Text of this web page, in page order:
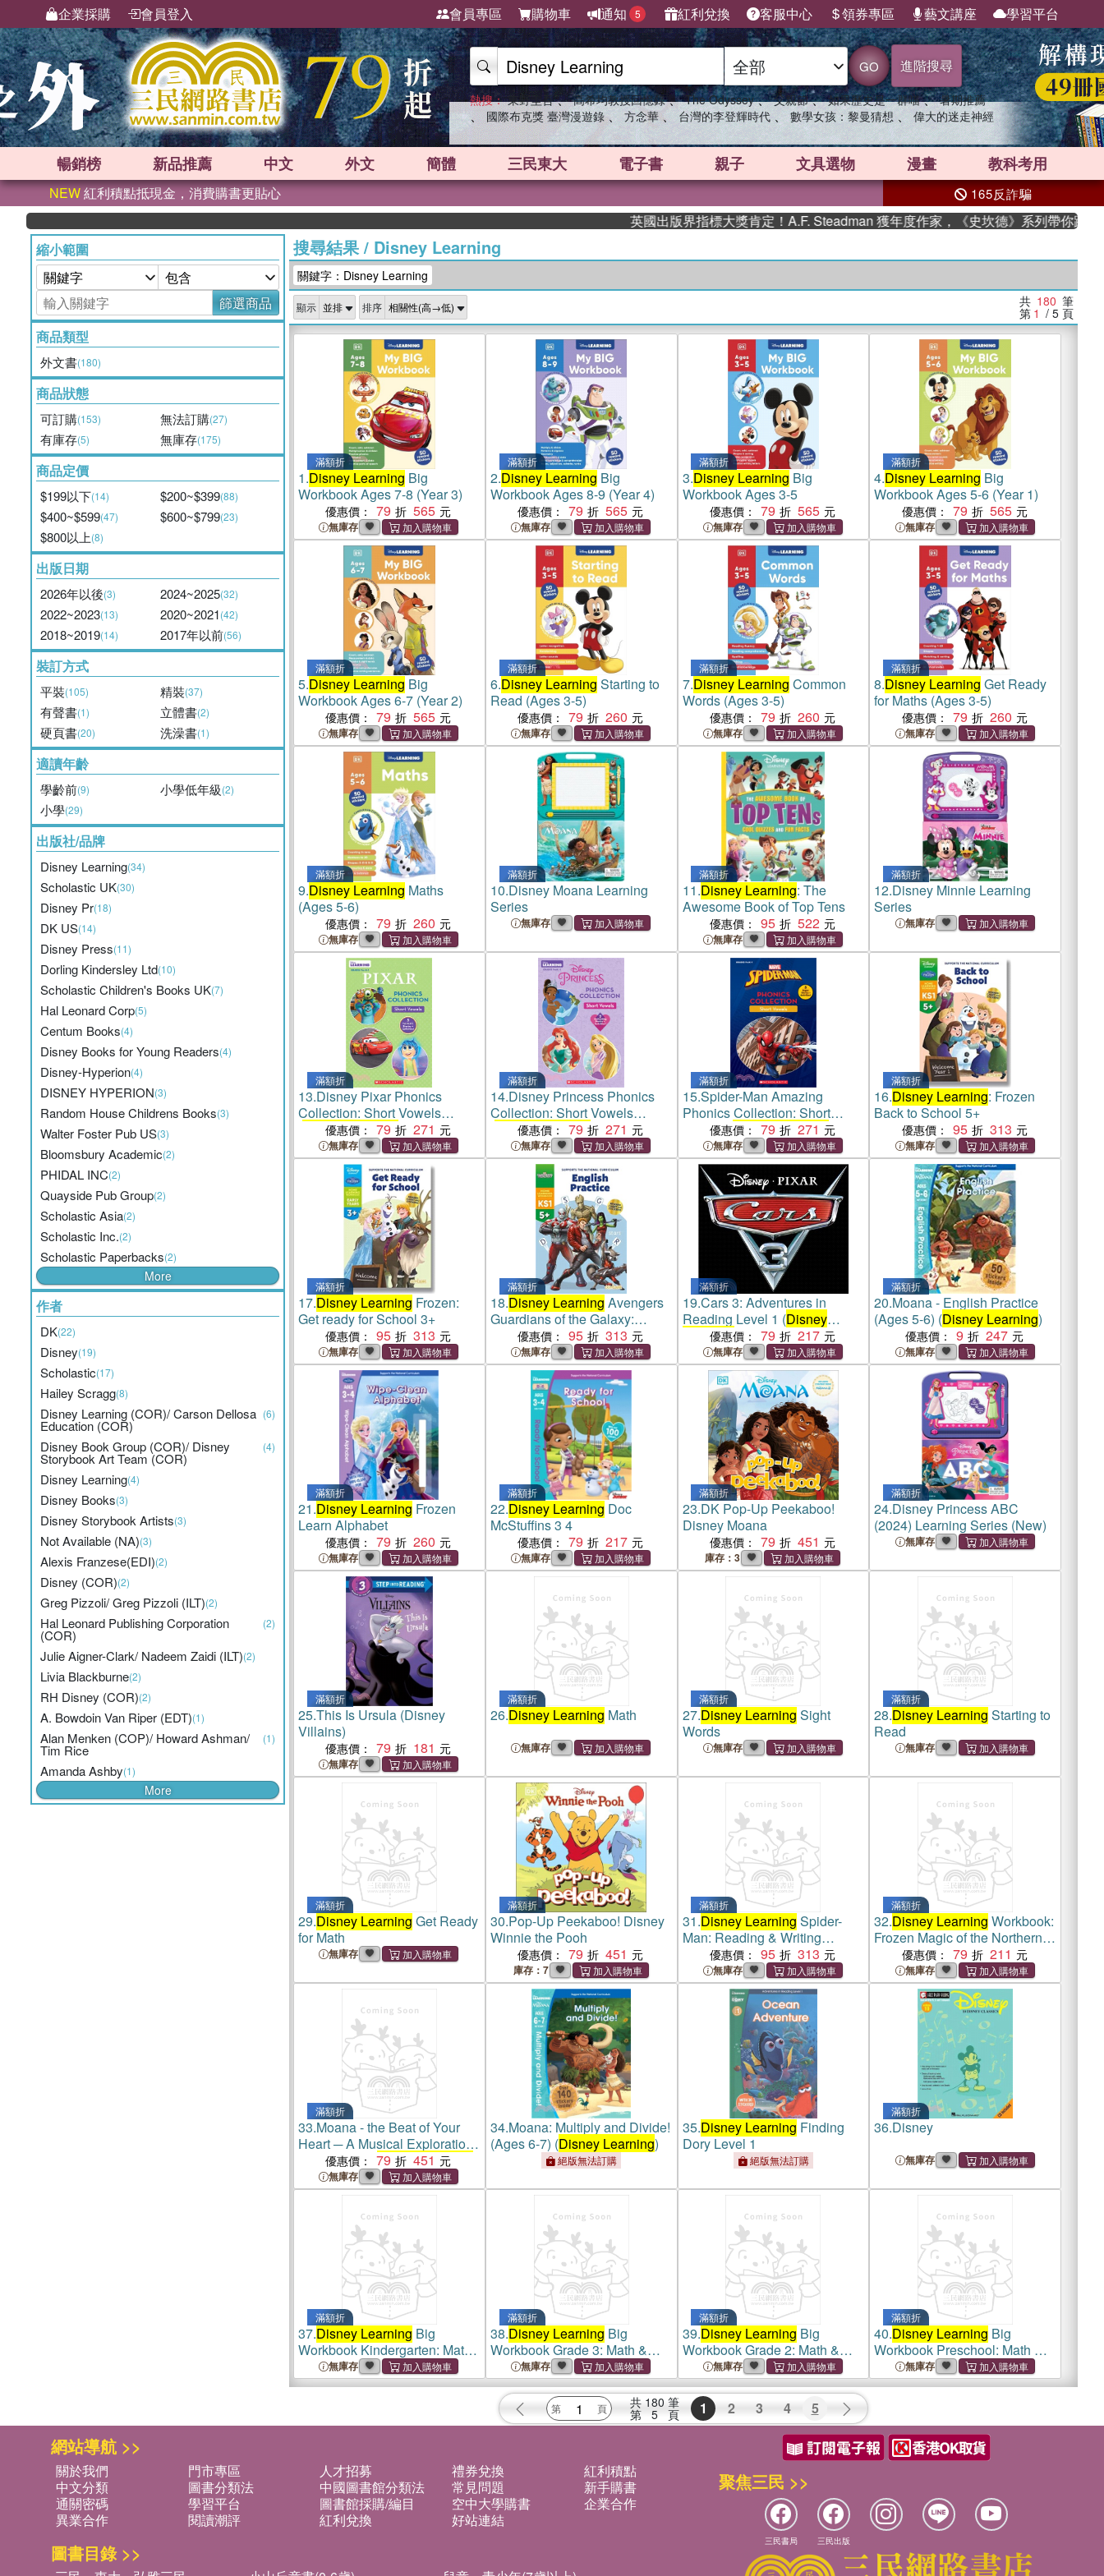
企業採購 會員登入 會員專區 購物車 通知 5 紅利兌換 客服中心 領券專區 藝文講座 學習平台
GO 進階搜尋
熱搜： 東野圭吾 、 高希均教授回憶錄 、 The Odyssey 、 父親節 、 如果歷史是一群喵 、 暑期推薦
、 國際布克獎 臺灣漫遊錄 、 方念華 、 台灣的李登輝時代 、 數學女孩：黎曼猜想 、 偉大的迷走神經
暢銷榜 新品推薦 中文 外文 簡體 三民東大 電子書 親子 文具選物 漫畫 教科考用
NEW紅利積點抵現金，消費購書更貼心 165反詐騙
英國出版界指標大獎肯定！A.F. Steadman 獲年度作家，《史坎德》系列帶你踏上熱血奇幻
縮小範圍
篩選商品
商品類型
外文書(180)
商品狀態
可訂購(153) 無法訂購(27)
有庫存(5) 無庫存(175)
商品定價
$199以下(14) $200~$399(88)
$400~$599(47) $600~$799(23)
$800以上(8)
出版日期
2026年以後(3) 2024~2025(32)
2022~2023(13) 2020~2021(42)
2018~2019(14) 2017年以前(56)
裝訂方式
平裝(105) 精裝(37)
有聲書(1) 立體書(2)
硬頁書(20) 洗澡書(1)
適讀年齡
學齡前(9) 小學低年級(2)
小學(29)
出版社/品牌
Disney Learning(34)
Scholastic UK(30)
Disney Pr(18)
DK US(14)
Disney Press(11)
Dorling Kindersley Ltd(10)
Scholastic Children's Books UK(7)
Hal Leonard Corp(5)
Centum Books(4)
Disney Books for Young Readers(4)
Disney-Hyperion(4)
DISNEY HYPERION(3)
Random House Childrens Books(3)
Walter Foster Pub US(3)
Bloomsbury Academic(2)
PHIDAL INC(2)
Quayside Pub Group(2)
Scholastic Asia(2)
Scholastic Inc.(2)
Scholastic Paperbacks(2)
More
作者
DK(22)
Disney(19)
Scholastic(17)
Hailey Scragg(8)
Disney Learning (COR)/ Carson Dellosa
Education (COR)
(6)
Disney Book Group (COR)/ Disney
Storybook Art Team (COR)
(4)
Disney Learning(4)
Disney Books(3)
Disney Storybook Artists(3)
Not Available (NA)(3)
Alexis Franzese(EDI)(2)
Disney (COR)(2)
Greg Pizzoli/ Greg Pizzoli (ILT)(2)
Hal Leonard Publishing Corporation
(COR)
(2)
Julie Aigner-Clark/ Nadeem Zaidi (ILT)(2)
Livia Blackburne(2)
RH Disney (COR)(2)
A. Bowdoin Van Riper (EDT)(1)
Alan Menken (COP)/ Howard Ashman/
Tim Rice
(1)
Amanda Ashby(1)
More
搜尋結果/ Disney Learning
關鍵字：Disney Learning
顯示 排序 共 180 筆
第 1 / 5 頁
滿額折
1.Disney Learning Big
Workbook Ages 7-8 (Year 3)
優惠價： 79 565
無庫存
滿額折
2.Disney Learning Big
Workbook Ages 8-9 (Year 4)
優惠價： 79 565
無庫存
滿額折
3.Disney Learning Big
Workbook Ages 3-5
優惠價： 79 565
無庫存
滿額折
4.Disney Learning Big
Workbook Ages 5-6 (Year 1)
優惠價： 79 565
無庫存
滿額折
5.Disney Learning Big
Workbook Ages 6-7 (Year 2)
優惠價： 79 565
無庫存
滿額折
6.Disney Learning Starting to
Read (Ages 3-5)
優惠價： 79 260
無庫存
滿額折
7.Disney Learning Common
Words (Ages 3-5)
優惠價： 79 260
無庫存
滿額折
8.Disney Learning Get Ready
for Maths (Ages 3-5)
優惠價： 79 260
無庫存
滿額折
9.Disney Learning Maths
(Ages 5-6)
優惠價： 79 260
無庫存
滿額折
10.Disney Moana Learning
Series
無庫存
滿額折
11.Disney Learning: The
Awesome Book of Top Tens
優惠價： 95 522
無庫存
滿額折
12.Disney Minnie Learning
Series
無庫存
滿額折
13.Disney Pixar Phonics
Collection: Short Vowels
Disney Learning: Bind-Up)
優惠價： 79 271
無庫存
滿額折
14.Disney Princess Phonics
Collection: Short Vowels
Disney Learning: Bind-Up)
優惠價： 79 271
無庫存
滿額折
15.Spider-Man Amazing
Phonics Collection: Short
Vowels (Disney LearningBind-
Up)
優惠價： 79 271
無庫存
滿額折
16.Disney Learning: Frozen
Back to School 5+
優惠價： 95 313
無庫存
滿額折
17.Disney Learning Frozen:
Get ready for School 3+
優惠價： 95 313
無庫存
滿額折
18.Disney Learning Avengers
Guardians of the Galaxy:
English Practice 5+
優惠價： 95 313
無庫存
滿額折
19.Cars 3: Adventures in
Reading Level 1 (Disney
Learning)
優惠價： 79 217
無庫存
滿額折
20.Moana - English Practice
(Ages 5-6) (Disney Learning)
優惠價： 9 247
無庫存
滿額折
21.Disney Learning Frozen
Learn Alphabet
優惠價： 79 260
無庫存
滿額折
22.Disney Learning Doc
McStuffins 3 4
優惠價： 79 217
無庫存
滿額折
23.DK Pop-Up Peekaboo!
Disney Moana
優惠價： 79 451
庫存：3
滿額折
24.Disney Princess ABC
(2024) Learning Series (New)
無庫存
滿額折
25.This Is Ursula (Disney
Villains)
優惠價： 79 181
無庫存
滿額折
26.Disney Learning Math
無庫存
滿額折
27.Disney Learning Sight
Words
無庫存
滿額折
28.Disney Learning Starting to
Read
無庫存
滿額折
29.Disney Learning Get Ready
for Math
無庫存
滿額折
30.Pop-Up Peekaboo! Disney
Winnie the Pooh
優惠價： 79 451
庫存：7
滿額折
31.Disney Learning Spider-
Man: Reading & Writing
Practice 4+
優惠價： 95 313
無庫存
滿額折
32.Disney Learning Workbook:
Frozen Magic of the Northern
Spelling優惠價： 79 211
無庫存
滿額折
33.Moana - the Beat of Your
Heart ─ A Musical Exploration
Activity BookDisney Learning
優惠價： 79 451
無庫存
34.Moana: Multiply and Divide!
(Ages 6-7) (Disney Learning)
絕版無法訂購
35.Disney Learning Finding
Dory Level 1
絕版無法訂購
滿額折
36.Disney
無庫存
滿額折
37.Disney Learning Big
Workbook Kindergarten: Math
& English Workbook for Kids
Aged 5-6, Curriculum-Based
無庫存
滿額折
38.Disney Learning Big
Workbook Grade 3: Math &
English Workbook for Kids
Aged 8-9, Curriculum-Based
無庫存
滿額折
39.Disney Learning Big
Workbook Grade 2: Math &
English Workbook for Kids
Aged 7-9, Curriculum-Based
無庫存
滿額折
40.Disney Learning Big
Workbook Preschool: Math &
English Workbook for Kids
Aged 3-5, Curriculum-Based
無庫存
共 180 筆
第 5 頁 1 2 3 4 5
網站導航 >>
關於我們 門市專區 人才招募 禮券兌換
紅利積點
中文分類
圖書分類法 中國圖書館分類法 常見問題
新手購書
通關密碼
學習平台 圖書館採購/編目 空中大學購書
企業合作
異業合作
閱讀潮評 紅利兌換 好站連結
圖書目錄 >>
聚焦三民 >>
三民書局 三民出版